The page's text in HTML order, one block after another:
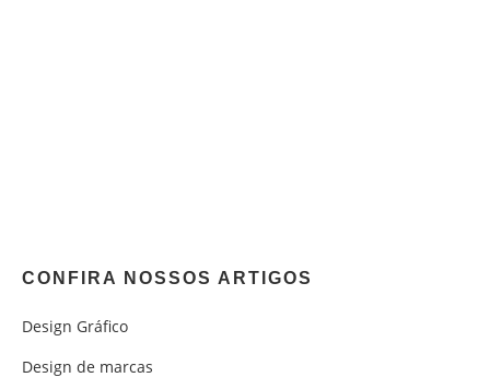
CONFIRA NOSSOS ARTIGOS
Design Gráfico
Design de marcas